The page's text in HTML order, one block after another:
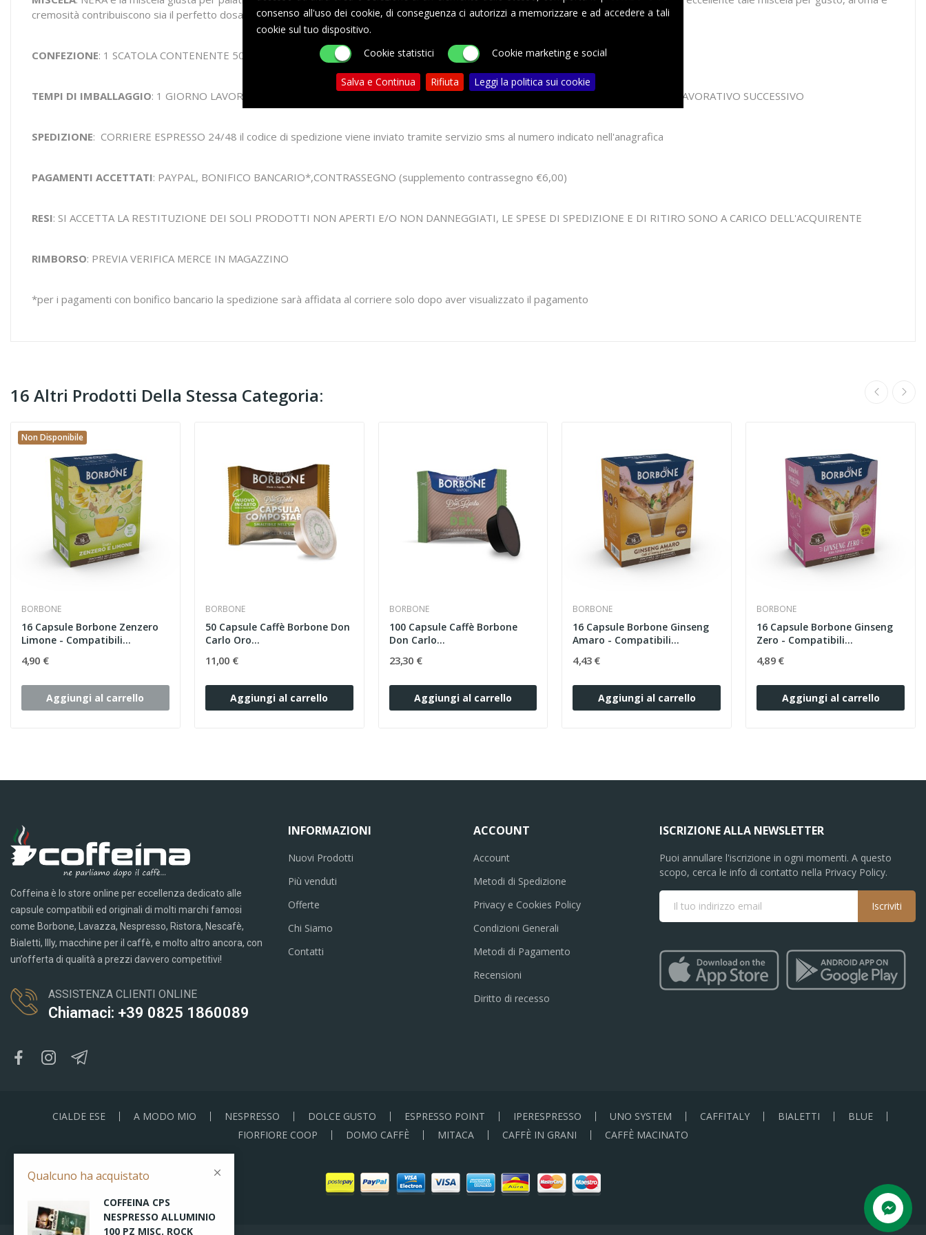
cremosità contribuiscono sia il perfetto dosaggio di Robusta sia il grado di tostatura sia il giusto periodo di stagionatura in magazzino.
CONFEZIONE: 1 SCATOLA CONTENENTE 50 CAPSULE CONFEZIONATE SINGOLARMENTE IN ATMOSFERA PROTETTA
TEMPI DI IMBALLAGGIO: 1 GIORNO LAVORATIVO, GLI ORDINI CONFERMATI DOPO LE ORE 13.00 SARANNO ELABORATI IL GIORNO LAVORATIVO SUCCESSIVO
SPEDIZIONE: CORRIERE ESPRESSO 24/48 il codice di spedizione viene inviato tramite servizio sms al numero indicato nell'anagrafica
PAGAMENTI ACCETTATI: PAYPAL, BONIFICO BANCARIO*,CONTRASSEGNO (supplemento contrassegno €6,00)
RESI: SI ACCETTA LA RESTITUZIONE DEI SOLI PRODOTTI NON APERTI E/O NON DANNEGGIATI, LE SPESE DI SPEDIZIONE E DI RITIRO SONO A CARICO DELL'ACQUIRENTE
RIMBORSO: PREVIA VERIFICA MERCE IN MAGAZZINO
*per i pagamenti con bonifico bancario la spedizione sarà affidata al corriere solo dopo aver visualizzato il pagamento
16 Altri Prodotti Della Stessa Categoria:
Non Disponibile
BORBONE
16 Capsule Borbone Zenzero
Limone - Compatibili...
4,90 €
Aggiungi al carrello
BORBONE
50 Capsule Caffè Borbone Don
Carlo Oro...
11,00 €
Aggiungi al carrello
BORBONE
100 Capsule Caffè Borbone
Don Carlo...
23,30 €
Aggiungi al carrello
BORBONE
16 Capsule Borbone Ginseng
Amaro - Compatibili...
4,43 €
Aggiungi al carrello
BORBONE
16 Capsule Borbone Ginseng
Zero - Compatibili...
4,89 €
Aggiungi al carrello
Coffeina è lo store online per eccellenza dedicato alle
capsule compatibili ed originali di molti marchi famosi
come Borbone, Lavazza, Nespresso, Ristora, Nescafè,
Bialetti, Illy, macchine per il caffè, e molto altro ancora, con
un’offerta di qualità a prezzi davvero competitivi!
ASSISTENZA CLIENTI ONLINE
Chiamaci: +39 0825 1860089
INFORMAZIONI
Nuovi Prodotti
Più venduti
Offerte
Chi Siamo
Contatti
ACCOUNT
Account
Metodi di Spedizione
Privacy e Cookies Policy
Condizioni Generali
Metodi di Pagamento
Recensioni
Diritto di recesso
ISCRIZIONE ALLA NEWSLETTER
Puoi annullare l'iscrizione in ogni momenti. A questo
scopo, cerca le info di contatto nella Privacy Policy.
Iscriviti
CIALDE ESE A MODO MIO NESPRESSO DOLCE GUSTO ESPRESSO POINT IPERESPRESSO UNO SYSTEM CAFFITALY BIALETTI
BLUE
FIORFIORE COOP
DOMO CAFFÈ MITACA CAFFÈ IN GRANI CAFFÈ MACINATO
Qualcuno ha acquistato
COFFEINA CPS
NESPRESSO ALLUMINIO
100 PZ MISC. ROCK
consenso all'uso dei cookie, di conseguenza ci autorizzi a memorizzare e ad accedere a tali
cookie sul tuo dispositivo.
Cookie statistici
Cookie marketing e social
Salva e Continua Rifiuta Leggi la politica sui cookie